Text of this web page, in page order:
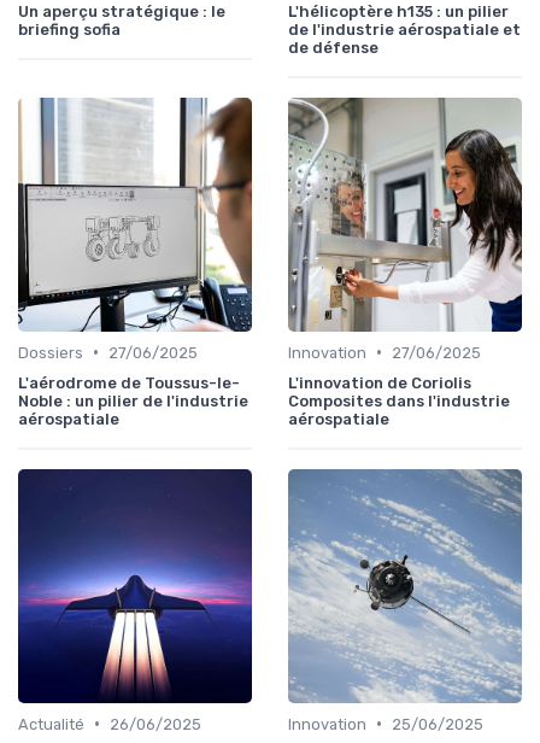
Un aperçu stratégique : le
briefing sofia
L'hélicoptère h135 : un pilier
de l'industrie aérospatiale et
de défense
Dossiers •
27/06/2025
L'aérodrome de Toussus-le-
Noble : un pilier de l'industrie
aérospatiale
Innovation •
27/06/2025
L'innovation de Coriolis
Composites dans l'industrie
aérospatiale
Actualité •
26/06/2025
Innovation •
25/06/2025